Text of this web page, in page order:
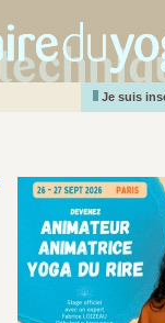
Je suis